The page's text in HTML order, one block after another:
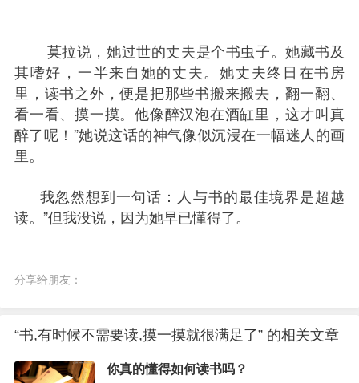
其嗜好，一半来自她的丈夫。她丈夫终日在书房
里，读书之外，便是把那些书搬来搬去，翻一翻、
看一看、摸一摸。他像醉汉泡在酒缸里，这才叫真
醉了呢！”她说这话的神气像似沉浸在一幅迷人的画
里。
我忽然想到一句话：人与书的最佳境界是超越
读。”但我没说，因为她早已懂得了。
分享给朋友：
“书,有时候不需要读,摸一摸就很满足了” 的相关文章
你真的懂得如何读书吗？